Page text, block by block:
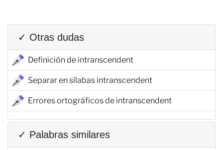
✓ Otras dudas
Definición de intranscendent
Separar en sílabas intranscendent
Errores ortográficos de intranscendent
✓ Palabras similares